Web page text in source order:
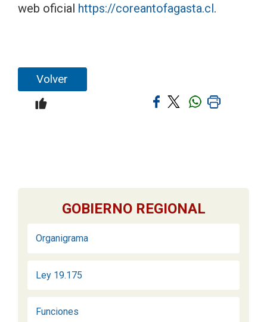
web oficial https://coreantofagasta.cl.
Volver
GOBIERNO REGIONAL
Organigrama
Ley 19.175
Funciones